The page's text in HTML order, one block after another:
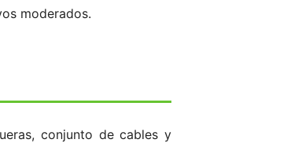
moderados.
conjunto de cables y